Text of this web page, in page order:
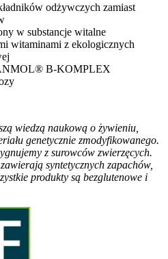
odżywczych zamiast
w substancje witalne
witaminami z ekologicznych
B-KOMPLEX
wiedzą naukową o żywieniu,
genetycznie zmodyfikowanego.
z surowców zwierzęcych.
syntetycznych zapachów,
produkty są bezglutenowe i